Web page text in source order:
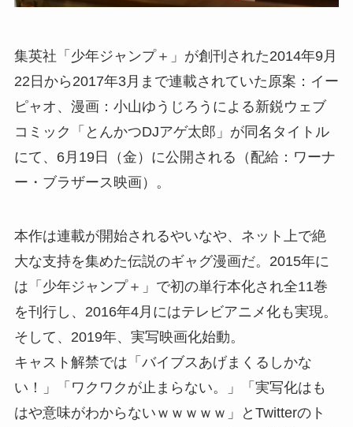
集英社「少年ジャンプ＋」が創刊された2014年9月
22日から2017年3月まで連載されていた原案：イー
ピャオ、漫画：小山ゆうじろうによる新鋭ウェブ
コミック「とんかつDJアゲ太郎」が同名タイトル
にて、6月19日（金）に公開される（配給：ワーナ
ー・ブラザース映画）。
本作は連載が開始されるやいなや、ネット上で絶
大な支持を集めた伝説のギャグ漫画だ。2015年に
は「少年ジャンプ＋」で初の単行本化され全11巻
を刊行し、2016年4月にはテレビアニメ化も実現。
そして、2019年、実写映画化始動。
キャスト解禁では「バイブスあげまくるしかな
い！」「ワクワクが止まらない。」「実写化はも
はや意味がわからないｗｗｗｗｗ」とTwitterのト